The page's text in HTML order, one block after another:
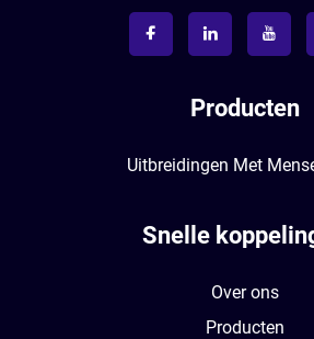
Producten
Uitbreidingen Met
Snelle
Over ons
Producten